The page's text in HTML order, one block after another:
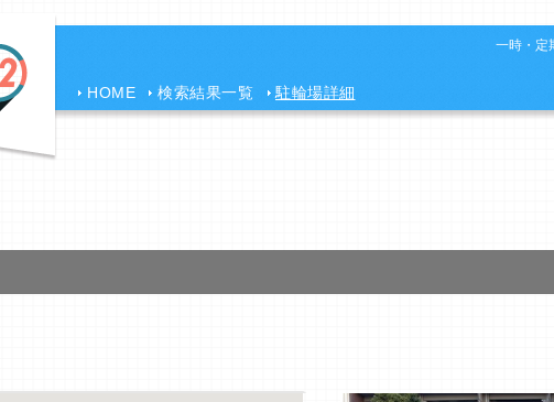
一時・定
HOME 検索結果一覧 駐輪場詳細